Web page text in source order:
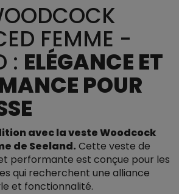
FEMME -
: ELÉGANCE ET
POUR
avec la veste Woodcock
de Seeland. Cette veste de
performante est conçue pour les
qui recherchent une alliance
et fonctionnalité.